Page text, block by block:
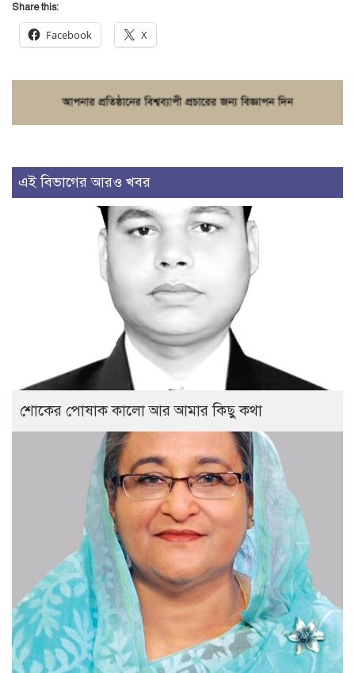
Share this:
Facebook X
এই বিভাগের আরও খবর
শোকের পোষাক কালো আর আমার কিছু কথা